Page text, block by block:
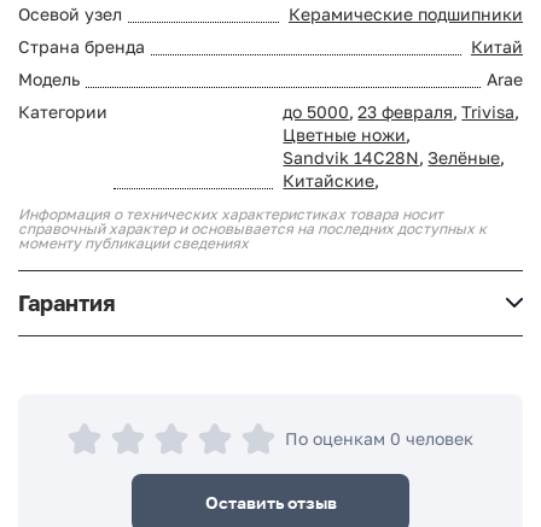
Осевой узел
Керамические подшипники
Страна бренда
Китай
Модель
Arae
Категории
до 5000, 23 февраля, Trivisa,
Цветные ножи,
Sandvik 14C28N, Зелёные,
Китайские,
Информация о технических характеристиках товара носит
справочный характер и основывается на последних доступных к
моменту публикации сведениях
Гарантия
По оценкам 0 человек
Оставить отзыв